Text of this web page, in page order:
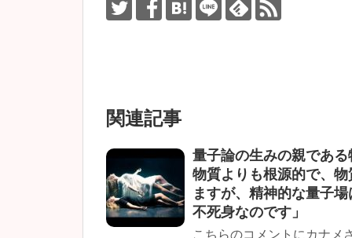
関連記事
量子論の生みの親であ
物質よりも根源的で、
ますが、精神的な量子
不死身なのです」
こちらのコメントにカナメ